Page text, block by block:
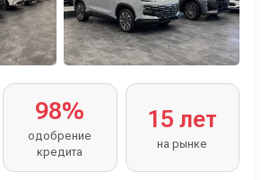
98%
одобрение
кредита
15 лет
на рынке